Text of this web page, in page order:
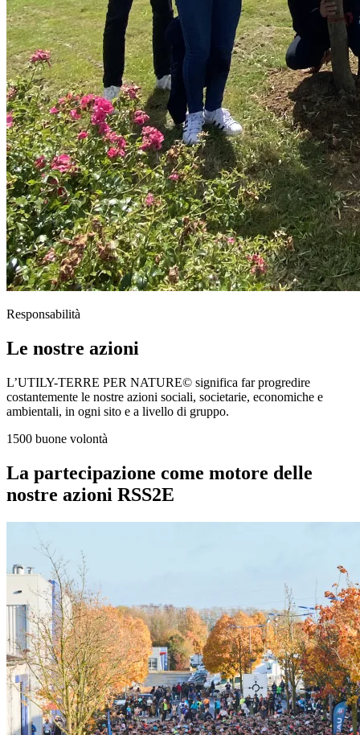
Responsabilità
Le nostre azioni
L’UTILY-TERRE PER NATURE© significa far progredire
costantemente le nostre azioni sociali, societarie, economiche e
ambientali, in ogni sito e a livello di gruppo.
1500 buone volontà
La partecipazione come motore delle
nostre azioni RSS2E